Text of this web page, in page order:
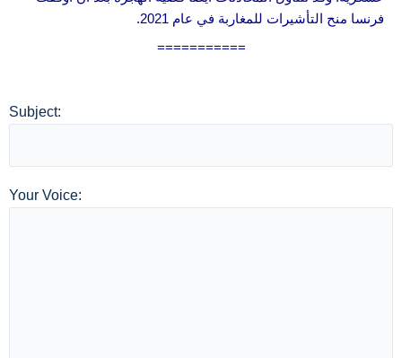
فرنسا منح التأشيرات للمغاربة في عام 2021.
===========
Subject:
Your Voice: